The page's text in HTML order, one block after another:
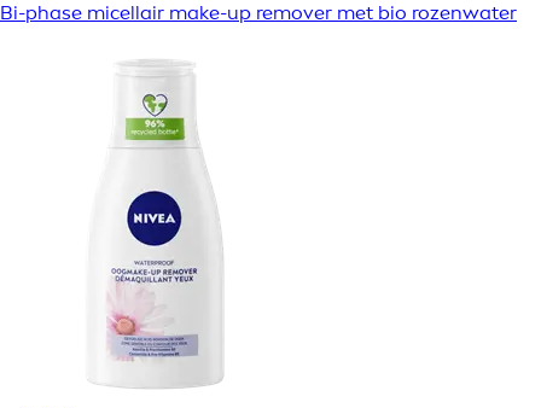
Bi-phase micellair make-up remover met bio rozenwater